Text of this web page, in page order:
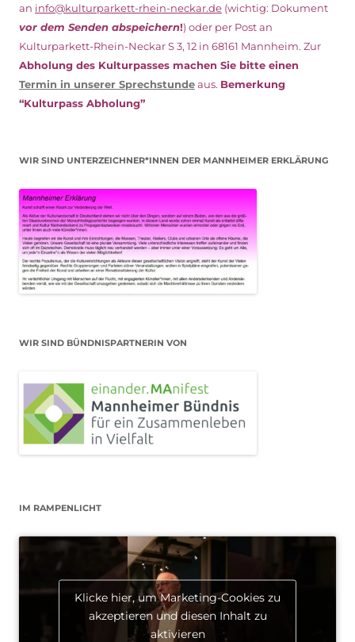
an info@kulturparkett-rhein-neckar.de (wichtig: Dokument
vor dem Senden abspeichern!) oder per Post an
Kulturparkett-Rhein-Neckar S 3, 12 in 68161 Mannheim. Zur
Abholung des Kulturpasses machen Sie bitte einen
Termin in unserer Sprechstundeaus. Bemerkung
“Kulturpass Abholung”
WIR SIND UNTERZEICHNER*INNEN DER MANNHEIMER ERKLÄRUNG
WIR SIND BÜNDNISPARTNERIN VON
IM RAMPENLICHT
Klicke hier, um Marketing-Cookies zu
akzeptieren und diesen Inhalt zu
aktivieren